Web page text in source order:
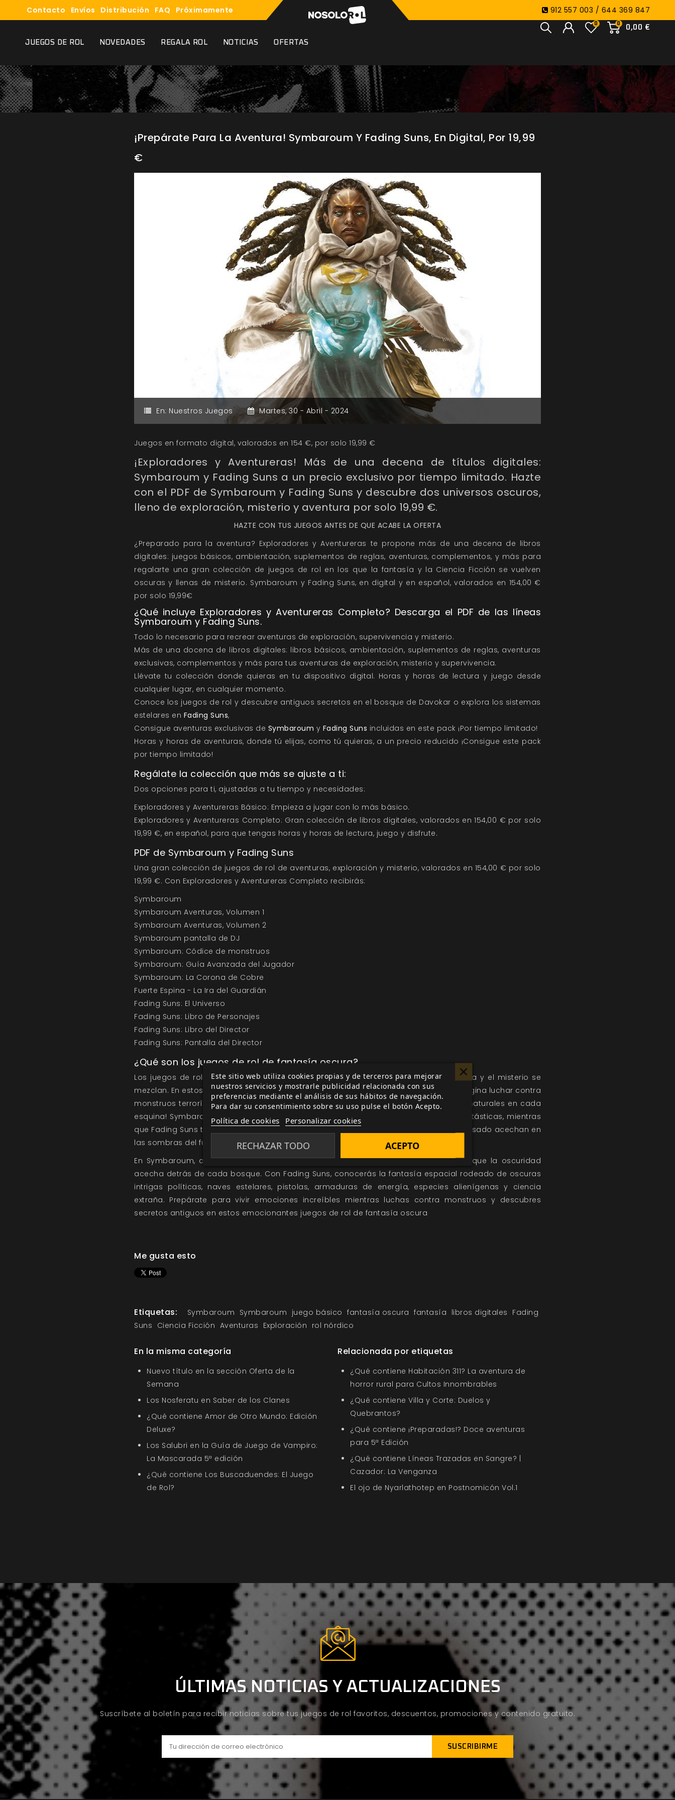
Contacto Envíos Distribución FAQ Próximamente 912 557 003 / 644 369 847
0
0,00 €
0
JUEGOS DE ROL NOVEDADES REGALA ROL NOTICIAS OFERTAS
¡Prepárate Para La Aventura! Symbaroum Y Fading Suns, En Digital, Por 19,99
€
En: Nuestros Juegos Martes,30 - Abril - 2024
Juegos en formato digital, valorados en 154 €, por solo 19,99 €
¡Exploradores y Aventureras! Más de una decena de títulos digitales:
Symbaroum y Fading Suns a un precio exclusivo por tiempo limitado. Hazte
con el PDF de Symbaroum y Fading Suns y descubre dos universos oscuros,
lleno de exploración, misterio y aventura por solo 19,99 €.
HAZTE CON TUS JUEGOS ANTES DE QUE ACABE LA OFERTA
¿Preparado para la aventura? Exploradores y Aventureras te propone más de una decena de libros
digitales: juegos básicos, ambientación, suplementos de reglas, aventuras, complementos, y más para
regalarte una gran colección de juegos de rol en los que la fantasía y la Ciencia Ficción se vuelven
oscuras y llenas de misterio. Symbaroum y Fading Suns, en digital y en español, valorados en 154,00 €
por solo 19,99€
¿Qué incluye Exploradores y Aventureras Completo? Descarga el PDF de las líneas
Symbaroum y Fading Suns.
Todo lo necesario para recrear aventuras de exploración, supervivencia y misterio.
Más de una docena de libros digitales: libros básicos, ambientación, suplementos de reglas, aventuras
exclusivas, complementos y más para tus aventuras de exploración, misterio y supervivencia.
Llévate tu colección donde quieras en tu dispositivo digital. Horas y horas de lectura y juego desde
cualquier lugar, en cualquier momento.
Conoce los juegos de rol y descubre antiguos secretos en el bosque de Davokar o explora los sistemas
estelares en Fading Suns,
Consigue aventuras exclusivas de Symbaroum y Fading Suns incluidas en este pack ¡Por tiempo limitado!
Horas y horas de aventuras, donde tú elijas, como tú quieras, a un precio reducido ¡Consigue este pack
por tiempo limitado!
Regálate la colección que más se ajuste a ti:
Dos opciones para ti, ajustadas a tu tiempo y necesidades:
Exploradores y Aventureras Básico: Empieza a jugar con lo más básico.
Exploradores y Aventureras Completo: Gran colección de libros digitales, valorados en 154,00 € por solo
19,99 €, en español, para que tengas horas y horas de lectura, juego y disfrute.
PDF de Symbaroum y Fading Suns
Una gran colección de juegos de rol de aventuras, exploración y misterio, valorados en 154,00 € por solo
19,99 €. Con Exploradores y Aventureras Completo recibirás:
Symbaroum
Symbaroum Aventuras, Volumen 1
Symbaroum Aventuras, Volumen 2
Symbaroum pantalla de DJ
Symbaroum: Códice de monstruos
Symbaroum: Guía Avanzada del Jugador
Symbaroum: La Corona de Cobre
Fuerte Espina - La Ira del Guardián
Fading Suns: El Universo
Fading Suns: Libro de Personajes
Fading Suns: Libro del Director
Fading Suns: Pantalla del Director
¿Qué son los juegos de rol de fantasía oscura?
Los juegos de rol de fantasía oscura son como entrar en un mundo donde la magia y el misterio se
mezclan. En estos juegos, explorarás tierras llenas de peligros y secretos oscuros. ¡Imagina luchar contra
monstruos terroríficos, vivir una batalla en el espacio o enfrentarte a desafíos sobrenaturales en cada
esquina! Symbaroum te lleva al bosque misterioso de Davokar, lleno de criaturas fantásticas, mientras
que Fading Suns te sumerge en un universo en decadencia, donde los secretos del pasado acechan en
las sombras del futuro.
En Symbaroum, con su ágil sistema, podrás conocer un mundo de fantasía en el que la oscuridad
acecha detrás de cada bosque. Con Fading Suns, conocerás la fantasía espacial rodeado de oscuras
intrigas políticas, naves estelares, pistolas, armaduras de energía, especies alienígenas y ciencia
extraña. Prepárate para vivir emociones increíbles mientras luchas contra monstruos y descubres
secretos antiguos en estos emocionantes juegos de rol de fantasía oscura
Me gusta esto
Etiquetas: Symbaroum Symbaroum juego básico fantasía oscura fantasía libros digitales Fading
Suns Ciencia Ficción Aventuras Exploración rol nórdico
En la misma categoría
Nuevo título en la sección Oferta de la
Semana
Los Nosferatu en Saber de los Clanes
¿Qué contiene Amor de Otro Mundo: Edición
Deluxe?
Los Salubri en la Guía de Juego de Vampiro:
La Mascarada 5ª edición
¿Qué contiene Los Buscaduendes: El Juego
de Rol?
Relacionada por etiquetas
¿Qué contiene Habitación 311? La aventura de
horror rural para Cultos Innombrables
¿Qué contiene Villa y Corte: Duelos y
Quebrantos?
¿Qué contiene ¡Preparadas!? Doce aventuras
para 5ª Edición
¿Qué contiene Líneas Trazadas en Sangre? |
Cazador: La Venganza
El ojo de Nyarlathotep en Postnomicón Vol.1
ÚLTIMAS NOTICIAS Y ACTUALIZACIONES
Suscríbete al boletín para recibir noticias sobre tus juegos de rol favoritos, descuentos, promociones y contenido gratuito.
Este sitio web utiliza cookies propias y de terceros para mejorar
nuestros servicios y mostrarle publicidad relacionada con sus
preferencias mediante el análisis de sus hábitos de navegación.
Para dar su consentimiento sobre su uso pulse el botón Acepto.
Política de cookies Personalizar cookies
RECHAZAR TODO ACEPTO